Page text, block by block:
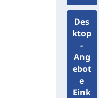
Des
ktop
-
Ang
ebot
e
Eink